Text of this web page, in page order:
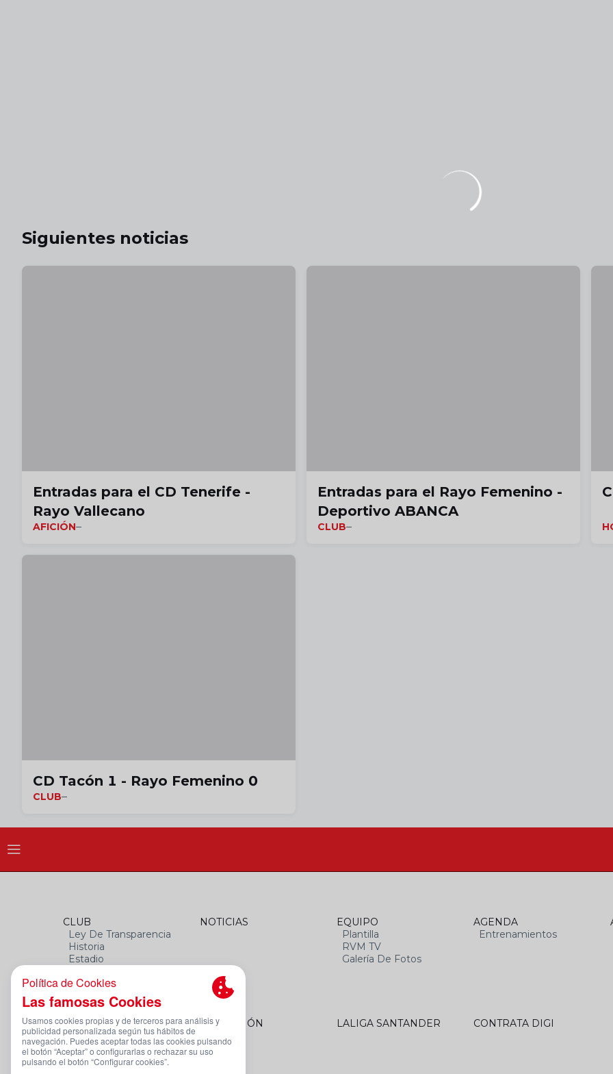
Siguientes noticias
Entradas para el CD Tenerife -
Rayo Vallecano
AFICIÓN
Entradas para el Rayo Femenino -
Deportivo ABANCA
CLUB
CD Tacón 1 - Rayo Femenino 0
CLUB
CLUB
Ley De Transparencia
Historia
Estadio
Datos Del Club
NOTICIAS
EQUIPO
Plantilla
RVM TV
Galería De Fotos
AGENDA
Entrenamientos
FEMENINO
Plantilla
FUNDACIÓN LALIGA SANTANDER CONTRATA DIGI